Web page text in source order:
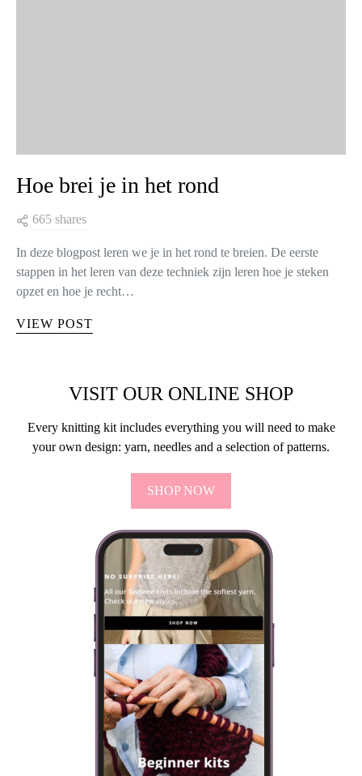
Hoe brei je in het rond
665 shares
In deze blogpost leren we je in het rond te breien. De eerste
stappen in het leren van deze techniek zijn leren hoe je steken
opzet en hoe je recht…
VIEW POST
VISIT OUR ONLINE SHOP
Every knitting kit includes everything you will need to make
your own design: yarn, needles and a selection of patterns.
SHOP NOW